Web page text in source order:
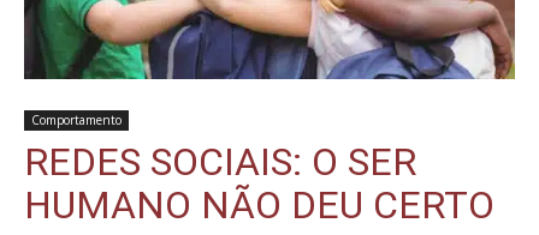
Comportamento
REDES SOCIAIS: O SER
HUMANO NÃO DEU CERTO